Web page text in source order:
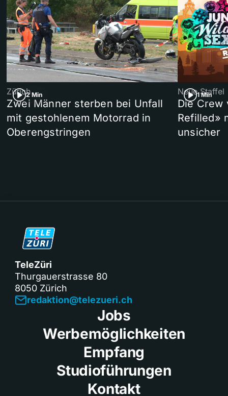
2 Min
Zürich
Zwei Männer sterben bei Unfall
mit gestohlenem Motorrad in
Oberengstringen
1 Min
Neue Staffel
Die Crew
Refilled»
unsicher
TeleZüri
Thurgauerstrasse 80
8050 Zürich
redaktion@telezueri.ch
Jobs
Werbemöglichkeiten
Empfang
Studioführungen
Kontakt